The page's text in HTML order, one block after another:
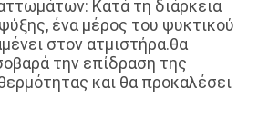
Κατά τη διάρκεια
ένα μέρος του ψυκτικού
στον ατμιστήρα.θα
την επίδραση της
και θα προκαλέσει